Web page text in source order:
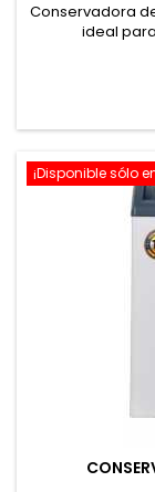
Conservadora
ideal
alta capacidad,
qué
¡Disponible sólo